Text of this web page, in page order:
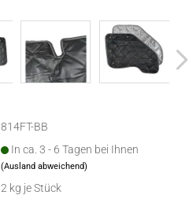
814FT-BB
In ca. 3 - 6 Tagen bei Ihnen
(Ausland abweichend)
2 kg je Stück